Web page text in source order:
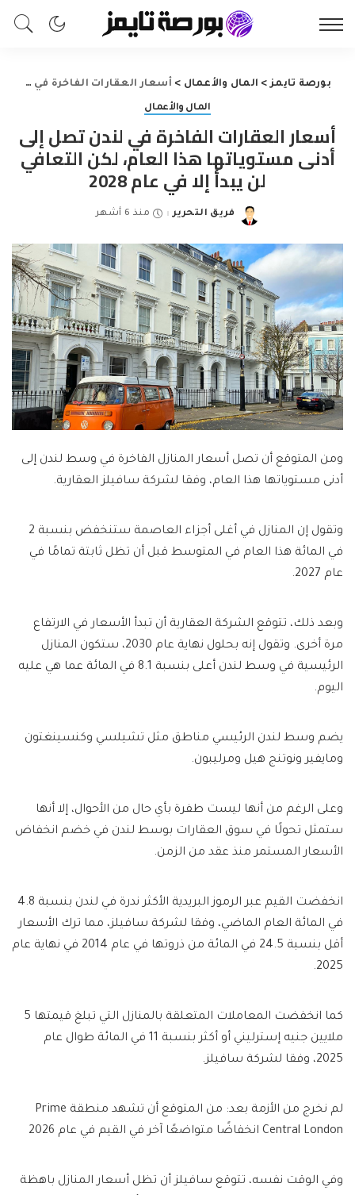
بورصة تايمز> المال والأعمال > أسعار العقارات الفاخرة في لندن تصل إلى أدنى مستوياتها هذا العام، لكن التعافي لن يبدأ إلا في عام 2028
المال والأعمال
أسعار العقارات الفاخرة في لندن تصل إلى
أدنى مستوياتها هذا العام، لكن التعافي
لن يبدأ إلا في عام 2028
Posted
فريق التحرير منذ 6 أشهر
ومن المتوقع أن تصل أسعار المنازل الفاخرة في وسط لندن إلى
أدنى مستوياتها هذا العام، وفقا لشركة سافيلز العقارية.
وتقول إن المنازل في أغلى أجزاء العاصمة ستنخفض بنسبة 2
في المائة هذا العام في المتوسط ​​قبل أن تظل ثابتة تمامًا في
عام 2027.
وبعد ذلك، تتوقع الشركة العقارية أن تبدأ الأسعار في الارتفاع
مرة أخرى. وتقول إنه بحلول نهاية عام 2030، ستكون المنازل
الرئيسية في وسط لندن أعلى بنسبة 8.1 في المائة عما هي عليه
اليوم.
يضم وسط لندن الرئيسي مناطق مثل تشيلسي وكنسينغتون
ومايفير ونوتنج هيل ومرليبون.
وعلى الرغم من أنها ليست طفرة بأي حال من الأحوال، إلا أنها
ستمثل تحولًا في سوق العقارات بوسط لندن في خضم انخفاض
الأسعار المستمر منذ عقد من الزمن.
انخفضت القيم عبر الرموز البريدية الأكثر ندرة في لندن بنسبة 4.8
في المائة العام الماضي، وفقا لشركة سافيلز، مما ترك الأسعار
أقل بنسبة 24.5 في المائة من ذروتها في عام 2014 في نهاية عام
2025.
كما انخفضت المعاملات المتعلقة بالمنازل التي تبلغ قيمتها 5
ملايين جنيه إسترليني أو أكثر بنسبة 11 في المائة طوال عام
2025، وفقا لشركة سافيلز.
لم نخرج من الأزمة بعد: من المتوقع أن تشهد منطقة Prime
Central London انخفاضًا متواضعًا آخر في القيم في عام 2026
وفي الوقت نفسه، تتوقع سافيلز أن تظل أسعار المنازل باهظة